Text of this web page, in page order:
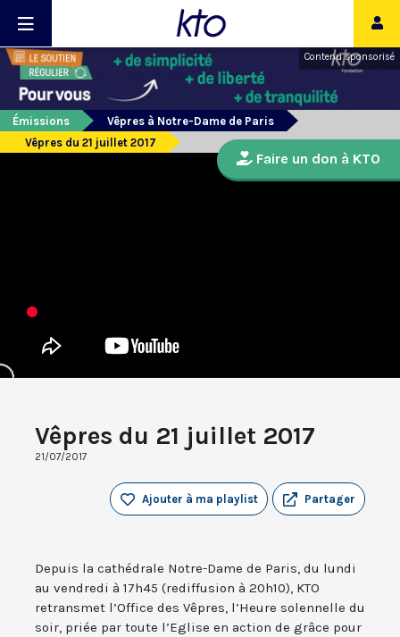
Contenu sponsorisé
Émissions
Vêpres à Notre-Dame de Paris
Vêpres du 21 juillet 2017
Vêpres du 21 juillet 2017
21/07/2017
Partager
Ajouter à ma playlist
Depuis la cathédrale Notre-Dame de Paris, du lundi
au vendredi à 17h45 (rediffusion à 20h10), KTO
retransmet l’Office des Vêpres, l’Heure solennelle du
soir, priée par toute l’Eglise en action de grâce pour
Faire un don à KTO